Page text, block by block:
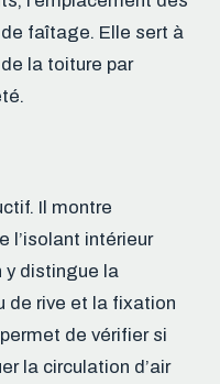
faîtage. Elle sert à
la toiture par
Il montre
l’isolant intérieur
y distingue la
de rive et la fixation
de vérifier si
la circulation d’air